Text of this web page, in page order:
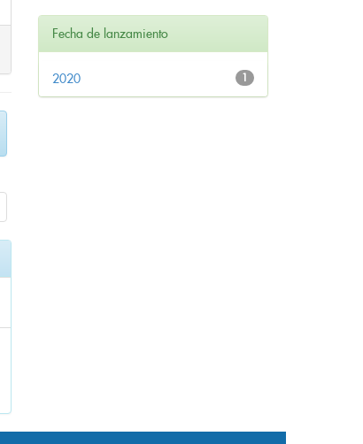
Fecha de lanzamiento
1
2020